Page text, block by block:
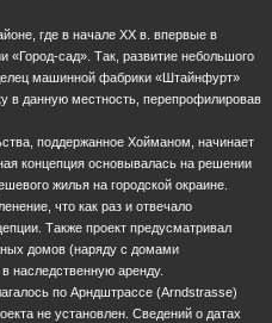
где в начале XX в. впервые в
«Город-сад». Так, развитие небольшого
машинной фабрики «Штайнфурт»
в данную местность, перепрофилировав
поддержанное Хойманом, начинает
концепция основывалась на решении
жилья на городской окраине.
что как раз и отвечало
Также проект предусматривал
домов (наряду с домами
наследственную аренду.
по Арндштрассе (Arndstrasse)
не установлен. Сведений о датах